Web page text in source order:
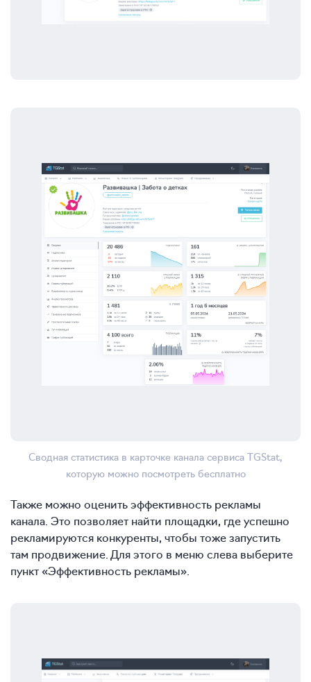
Сводная статистика в карточке канала сервиса TGStat,
которую можно посмотреть бесплатно
Также можно оценить эффективность рекламы
канала. Это позволяет найти площадки, где успешно
рекламируются конкуренты, чтобы тоже запустить
там продвижение. Для этого в меню слева выберите
пункт «Эффективность рекламы».